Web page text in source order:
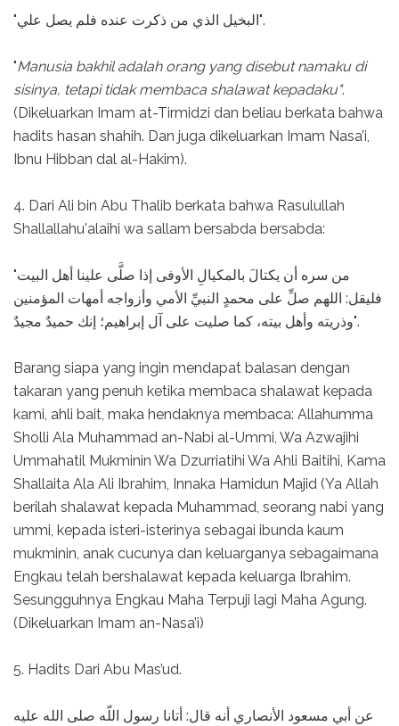
"البخيل الذي من ذكرت عنده فلم يصل علي".
"Manusia bakhil adalah orang yang disebut namaku di
sisinya, tetapi tidak membaca shalawat kepadaku".
(Dikeluarkan Imam at-Tirmidzi dan beliau berkata bahwa
hadits hasan shahih. Dan juga dikeluarkan Imam Nasa’i,
Ibnu Hibban dal al-Hakim).
4. Dari Ali bin Abu Thalib berkata bahwa Rasulullah
Shallallahu'alaihi wa sallam bersabda bersabda:
"من سره أن يكتالَ بالمكيالِ الأوفى إذا صلَّى علينا أهل البيت
فليقل: اللهم صلِّ على محمدٍ النبيِّ الأمي وأزواجه أمهات المؤمنين
وذريته وأهل بيته، كما صليت على آل إبراهيم؛ إنك حميدٌ مجيدٌ".
Barang siapa yang ingin mendapat balasan dengan
takaran yang penuh ketika membaca shalawat kepada
kami, ahli bait, maka hendaknya membaca: Allahumma
Sholli Ala Muhammad an-Nabi al-Ummi, Wa Azwajihi
Ummahatil Mukminin Wa Dzurriatihi Wa Ahli Baitihi, Kama
Shallaita Ala Ali Ibrahim, Innaka Hamidun Majid (Ya Allah
berilah shalawat kepada Muhammad, seorang nabi yang
ummi, kepada isteri-isterinya sebagai ibunda kaum
mukminin, anak cucunya dan keluarganya sebagaimana
Engkau telah bershalawat kepada keluarga Ibrahim.
Sesungguhnya Engkau Maha Terpuji lagi Maha Agung.
(Dikeluarkan Imam an-Nasa’i)
5. Hadits Dari Abu Mas’ud.
عن أبي مسعود الأنصاري أنه قال: أتانا رسول اللّه صلى الله عليه